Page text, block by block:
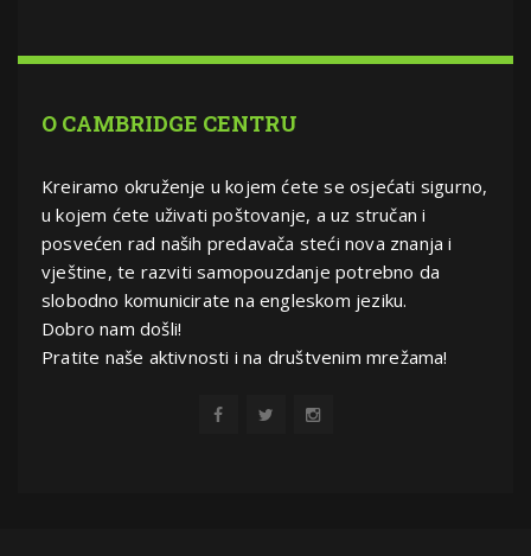
O CAMBRIDGE CENTRU
Kreiramo okruženje u kojem ćete se osjećati sigurno,
u kojem ćete uživati poštovanje, a uz stručan i
posvećen rad naših predavača steći nova znanja i
vještine, te razviti samopouzdanje potrebno da
slobodno komunicirate na engleskom jeziku.
Dobro nam došli!
Pratite naše aktivnosti i na društvenim mrežama!